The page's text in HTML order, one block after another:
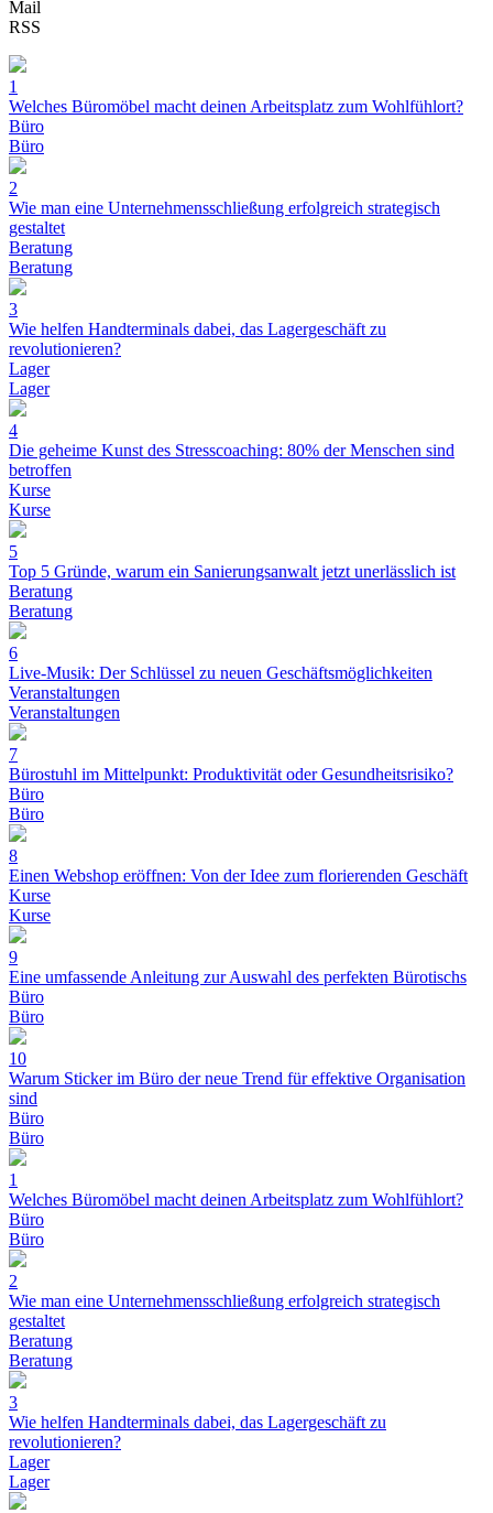
Mail
RSS
1
Welches Büromöbel macht deinen Arbeitsplatz zum Wohlfühlort?
Büro
Büro
2
Wie man eine Unternehmensschließung erfolgreich strategisch
gestaltet
Beratung
Beratung
3
Wie helfen Handterminals dabei, das Lagergeschäft zu
revolutionieren?
Lager
Lager
4
Die geheime Kunst des Stresscoaching: 80% der Menschen sind
betroffen
Kurse
Kurse
5
Top 5 Gründe, warum ein Sanierungsanwalt jetzt unerlässlich ist
Beratung
Beratung
6
Live-Musik: Der Schlüssel zu neuen Geschäftsmöglichkeiten
Veranstaltungen
Veranstaltungen
7
Bürostuhl im Mittelpunkt: Produktivität oder Gesundheitsrisiko?
Büro
Büro
8
Einen Webshop eröffnen: Von der Idee zum florierenden Geschäft
Kurse
Kurse
9
Eine umfassende Anleitung zur Auswahl des perfekten Bürotischs
Büro
Büro
10
Warum Sticker im Büro der neue Trend für effektive Organisation
sind
Büro
Büro
1
Welches Büromöbel macht deinen Arbeitsplatz zum Wohlfühlort?
Büro
Büro
2
Wie man eine Unternehmensschließung erfolgreich strategisch
gestaltet
Beratung
Beratung
3
Wie helfen Handterminals dabei, das Lagergeschäft zu
revolutionieren?
Lager
Lager